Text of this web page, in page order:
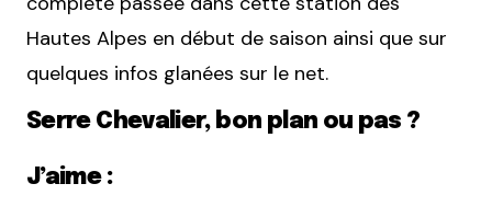
Hautes Alpes en début de saison ainsi que sur
quelques infos glanées sur le net.
Serre Chevalier, bon plan ou pas ?
J’aime :